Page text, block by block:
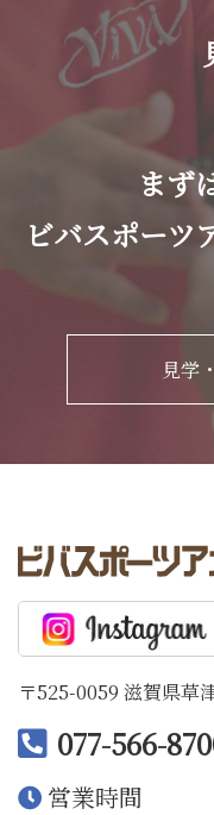
まず
ビバスポーツ
見学
〒525-0059 滋賀県草
077-566-
営業時間